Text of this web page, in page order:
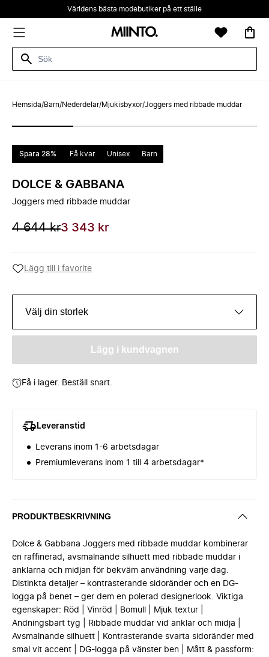
Världens bästa modebutiker på ett ställe
Hemsida/Barn/Nederdelar/Mjukisbyxor/Joggers med ribbade muddar
Spara 28% Få kvar Unisex Barn
DOLCE & GABBANA
Joggers med ribbade muddar
4 644 kr3 343 kr
Lägg till i favorite
Välj din storlek
Lägg i kundvagnen
Få i lager. Beställ snart.
Leveranstid
Leverans inom 1-6 arbetsdagar
Premiumleverans inom 1 till 4 arbetsdagar*
PRODUKTBESKRIVNING
Dolce & Gabbana Joggers med ribbade muddar kombinerar
en raffinerad, avsmalnande silhuett med ribbade muddar i
anklarna och midjan för bekväm användning varje dag.
Distinkta detaljer – kontrasterande sidoränder och en DG-
logga på benet – ger dem en polerad designerlook. Viktiga
egenskaper: Röd | Vinröd | Bomull | Mjuk textur |
Andningsbart tyg | Ribbade muddar vid anklar och midja |
Avsmalnande silhuett | Kontrasterande svarta sidoränder med
smal vit accent | DG-logga på vänster ben | Mått & passform: